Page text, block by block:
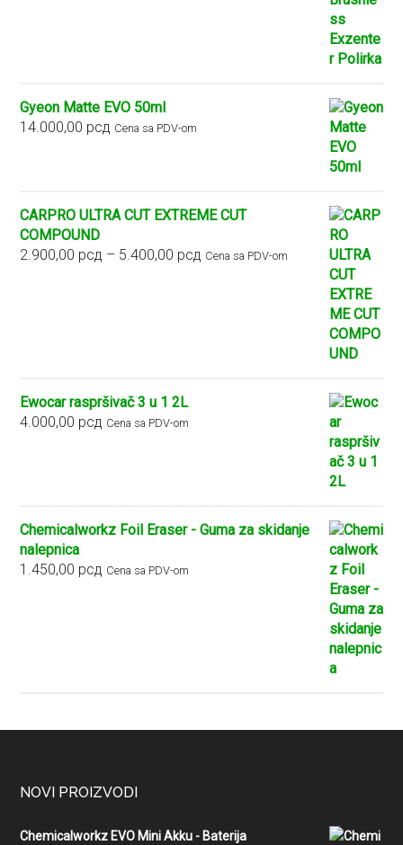
Gyeon Matte EVO 50ml
14.000,00 рсд Cena sa PDV-om
CARPRO ULTRA CUT EXTREME CUT
COMPOUND
2.900,00 рсд – 5.400,00 рсд Raspon
Cena sa PDV-om
Ewocar raspršivač 3 u 1 2L
4.000,00 рсд Cena sa PDV-om
Chemicalworkz Foil Eraser - Guma za skidanje
nalepnica
1.450,00 рсд Cena sa PDV-om
Footer
NOVI PROIZVODI
Chemicalworkz EVO Mini Akku - Baterija